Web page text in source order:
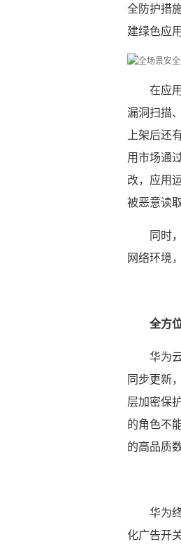
全防护措
建绿色应
在应
漏洞扫描
上架后还
用市场通
改，应用
被恶意读
同时
网络环境
全方
华为
同步更新
层加密保
的角色不
的高品质
华为
化广告开